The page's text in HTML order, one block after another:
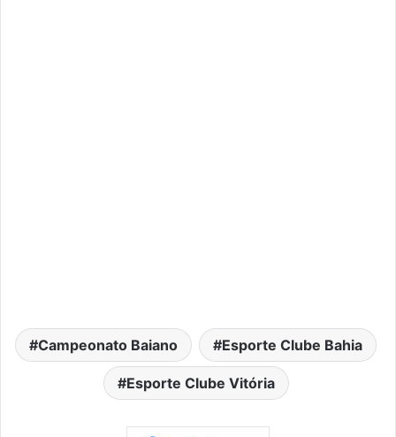
Campeonato Baiano Esporte Clube Bahia
Esporte Clube Vitória